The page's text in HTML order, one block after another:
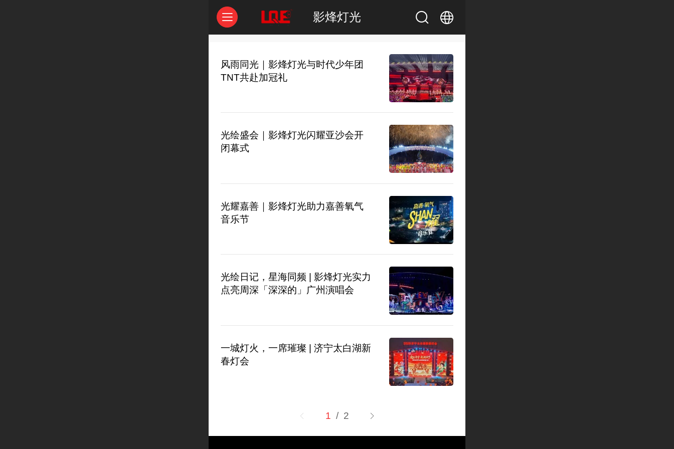
影烽灯光
English
风雨同光｜影烽灯光与时代少年团
TNT共赴加冠礼
光绘盛会｜影烽灯光闪耀亚沙会开
闭幕式
光耀嘉善｜影烽灯光助力嘉善氧气
音乐节
光绘日记，星海同频 | 影烽灯光实力
点亮周深「深深的」广州演唱会
一城灯火，一席璀璨 | 济宁太白湖新
春灯会
1 / 2